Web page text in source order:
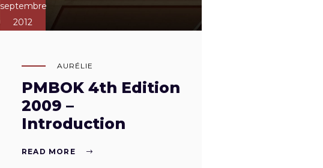
septembre
2012
AURÉLIE
PMBOK 4th Edition
2009 –
Introduction
READ MORE